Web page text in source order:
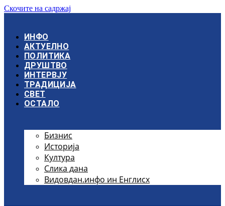
Скочите на садржај
ИНФО
АКТУЕЛНО
ПОЛИТИКА
ДРУШТВО
ИНТЕРВЈУ
ТРАДИЦИЈА
СВЕТ
ОСТАЛО
Бизнис
Историја
Култура
Слика дана
Видовдан.инфо ин Енглисх